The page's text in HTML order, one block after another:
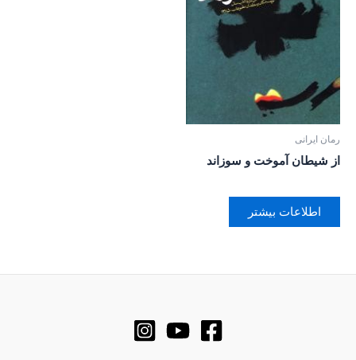
رمان ایرانی
از شیطان آموخت و سوزاند
اطلاعات بیشتر